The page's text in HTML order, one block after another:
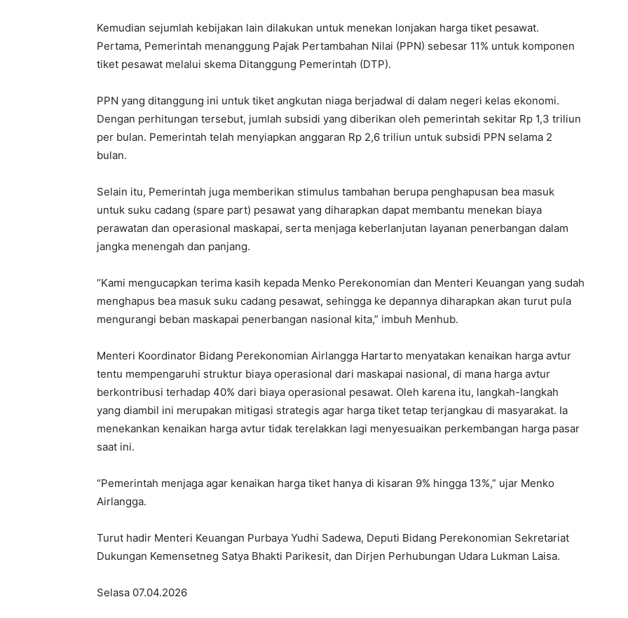
Kemudian sejumlah kebijakan lain dilakukan untuk menekan lonjakan harga tiket pesawat.
Pertama, Pemerintah menanggung Pajak Pertambahan Nilai (PPN) sebesar 11% untuk komponen
tiket pesawat melalui skema Ditanggung Pemerintah (DTP).
PPN yang ditanggung ini untuk tiket angkutan niaga berjadwal di dalam negeri kelas ekonomi.
Dengan perhitungan tersebut, jumlah subsidi yang diberikan oleh pemerintah sekitar Rp 1,3 triliun
per bulan. Pemerintah telah menyiapkan anggaran Rp 2,6 triliun untuk subsidi PPN selama 2
bulan.
Selain itu, Pemerintah juga memberikan stimulus tambahan berupa penghapusan bea masuk
untuk suku cadang (spare part) pesawat yang diharapkan dapat membantu menekan biaya
perawatan dan operasional maskapai, serta menjaga keberlanjutan layanan penerbangan dalam
jangka menengah dan panjang.
“Kami mengucapkan terima kasih kepada Menko Perekonomian dan Menteri Keuangan yang sudah
menghapus bea masuk suku cadang pesawat, sehingga ke depannya diharapkan akan turut pula
mengurangi beban maskapai penerbangan nasional kita,” imbuh Menhub.
Menteri Koordinator Bidang Perekonomian Airlangga Hartarto menyatakan kenaikan harga avtur
tentu mempengaruhi struktur biaya operasional dari maskapai nasional, di mana harga avtur
berkontribusi terhadap 40% dari biaya operasional pesawat. Oleh karena itu, langkah-langkah
yang diambil ini merupakan mitigasi strategis agar harga tiket tetap terjangkau di masyarakat. Ia
menekankan kenaikan harga avtur tidak terelakkan lagi menyesuaikan perkembangan harga pasar
saat ini.
“Pemerintah menjaga agar kenaikan harga tiket hanya di kisaran 9% hingga 13%,” ujar Menko
Airlangga.
Turut hadir Menteri Keuangan Purbaya Yudhi Sadewa, Deputi Bidang Perekonomian Sekretariat
Dukungan Kemensetneg Satya Bhakti Parikesit, dan Dirjen Perhubungan Udara Lukman Laisa.
Selasa 07.04.2026